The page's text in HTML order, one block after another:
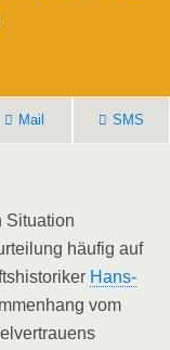
Mail SMS
Situation
häufig auf
Hans-
vom